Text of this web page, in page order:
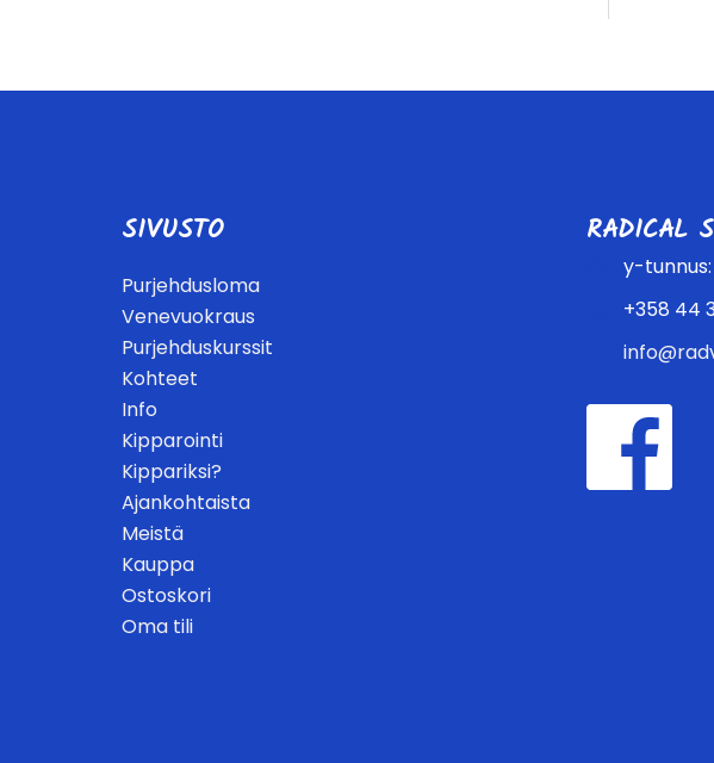
SIVUSTO
Purjehdusloma
Venevuokraus
Purjehduskurssit
Kohteet
Info
Kipparointi
Kippariksi?
Ajankohtaista
Meistä
Kauppa
Ostoskori
Oma tili
RADICAL
y-
+358 44